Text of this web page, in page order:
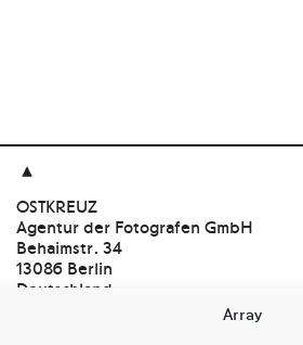
Array

OSTKREUZ
Agentur der Fotografen GmbH
Behaimstr. 34
13086 Berlin
Deutschland